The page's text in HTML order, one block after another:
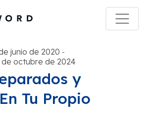
junio de 2020 -
octubre de 2024
y
Tu Propio